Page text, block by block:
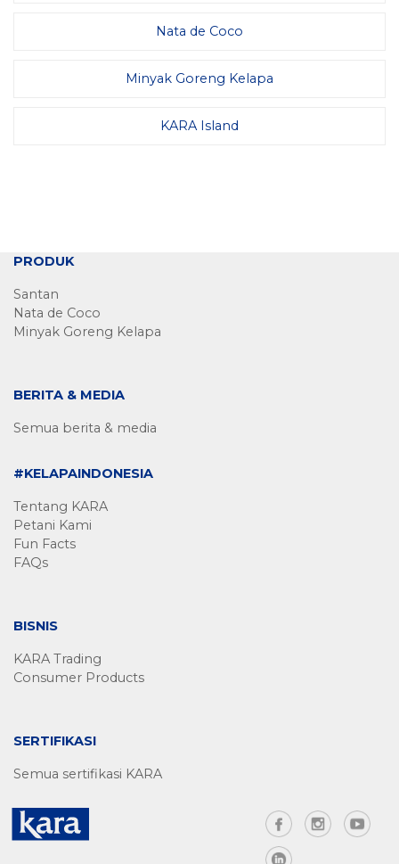
Nata de Coco
Minyak Goreng Kelapa
KARA Island
PRODUK
Santan
Nata de Coco
Minyak Goreng Kelapa
BERITA & MEDIA
Semua berita & media
#KELAPAINDONESIA
Tentang KARA
Petani Kami
Fun Facts
FAQs
BISNIS
KARA Trading
Consumer Products
SERTIFIKASI
Semua sertifikasi KARA